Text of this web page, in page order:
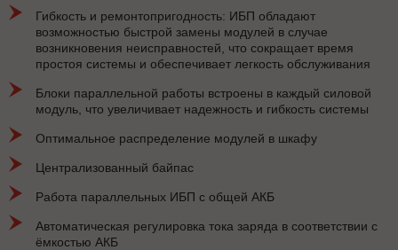
Гибкость и ремонтопригодность: ИБП обладают
возможностью быстрой замены модулей в случае
возникновения неисправностей, что сокращает время
простоя системы и обеспечивает легкость обслуживания
Блоки параллельной работы встроены в каждый силовой
модуль, что увеличивает надежность и гибкость системы
Оптимальное распределение модулей в шкафу
Централизованный байпас
Работа параллельных ИБП с общей АКБ
Автоматическая регулировка тока заряда в соответствии с
ёмкостью АКБ